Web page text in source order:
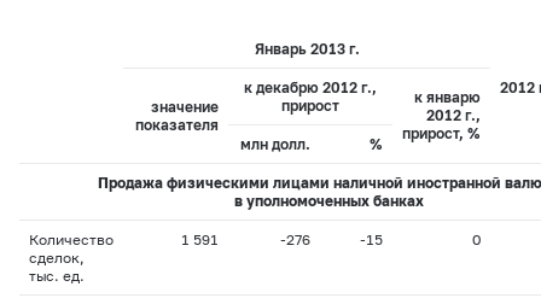
Январь 2013 г.
2012
значение
показателя
к декабрю 2012 г.,
прирост
к январю
2012 г.,
прирост, %
млн долл. %
Продажа физическими лицами наличной иностранной
в уполномоченных банках
Количество
сделок,
тыс. ед.
1 591 -276 -15 0